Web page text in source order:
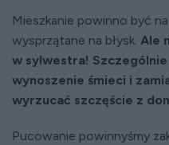
Mieszkanie powinno być
wysprzątane na błysk. Ale
w sylwestra!
wynoszenie śmieci i
wyrzucać szczęście z
Pucowanie powinnyśmy